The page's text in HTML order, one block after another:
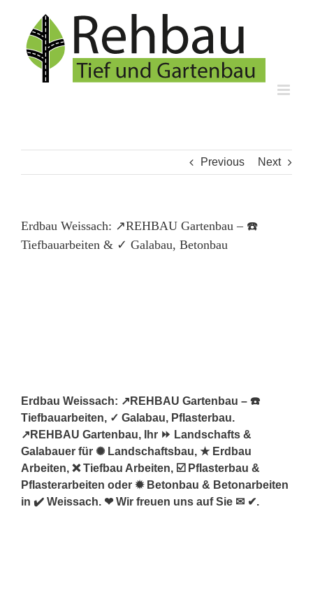
content
Previous Next
Erdbau Weissach: ↗️REHBAU Gartenbau – ☎️
Tiefbauarbeiten & ✓ Galabau, Betonbau
Erdbau Weissach: ↗️REHBAU Gartenbau – ☎️
Tiefbauarbeiten, ✓ Galabau, Pflasterbau.
↗️REHBAU Gartenbau, Ihr ⏩ Landschafts &
Galabauer für ✺ Landschaftsbau, ★ Erdbau
Arbeiten, ❌ Tiefbau Arbeiten, ☑️ Pflasterbau &
Pflasterarbeiten oder ✹ Betonbau & Betonarbeiten
in ✔️ Weissach. ❤ Wir freuen uns auf Sie ✉ ✔.